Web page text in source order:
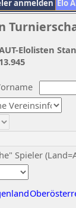
anmelden Elo
Spieler
Elolisten
13.945